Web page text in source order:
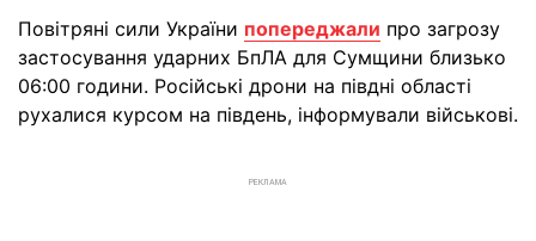
Повітряні сили України попереджали про загрозу
застосування ударних БпЛА для Сумщини близько
06:00 години. Російські дрони на півдні області
рухалися курсом на південь, інформували військові.
РЕКЛАМА